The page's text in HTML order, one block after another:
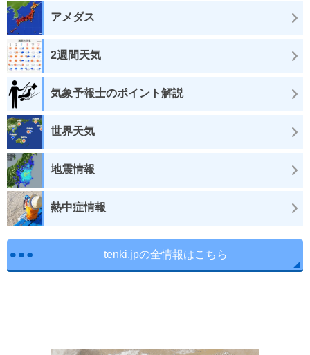
アメダス
2週間天気
気象予報士のポイント解説
世界天気
地震情報
熱中症情報
tenki.jpの全情報はこちら